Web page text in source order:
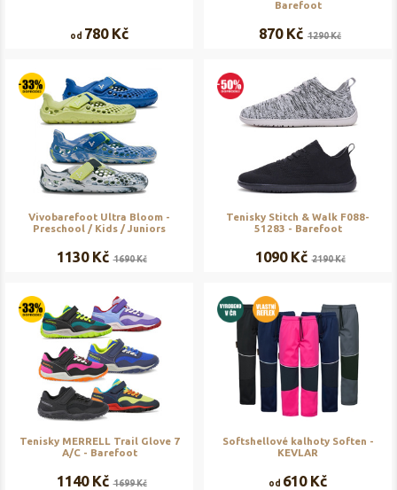
od 780 Kč
Barefoot
870 Kč 1290 Kč
Vivobarefoot Ultra Bloom -
Preschool / Kids / Juniors
1130 Kč 1690 Kč
Tenisky Stitch & Walk F088-
51283 - Barefoot
1090 Kč 2190 Kč
Tenisky MERRELL Trail Glove 7
A/C - Barefoot
1140 Kč 1699 Kč
Softshellové kalhoty Soften -
KEVLAR
od 610 Kč